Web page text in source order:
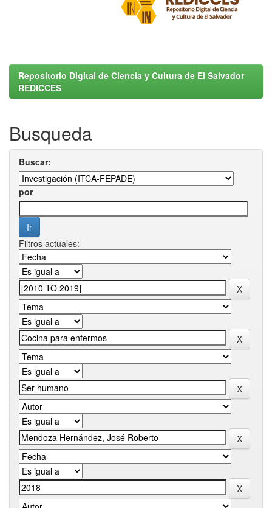
Repositorio Digital de Ciencia y Cultura de El Salvador
REDICCES
Busqueda
Buscar:
por
Filtros actuales: